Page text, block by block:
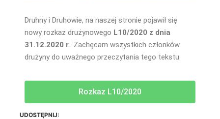
Druhny i Druhowie, na naszej stronie pojawił się
nowy rozkaz drużynowego L10/2020 z dnia
31.12.2020 r.. Zachęcam wszystkich członków
drużyny do uważnego przeczytania tego tekstu.
Rozkaz L10/2020
UDOSTĘPNIJ: